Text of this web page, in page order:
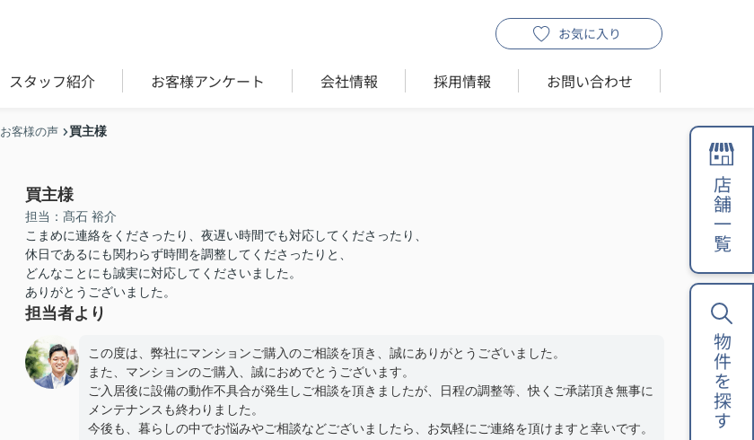
お気に入り
スタッフ紹介 お客様アンケート 会社情報 採用情報 お問い合わせ
お客様の声 買主様
買主様
担当：髙石 裕介
こまめに連絡をくださったり、夜遅い時間でも対応してくださったり、
休日であるにも関わらず時間を調整してくださったりと、
どんなことにも誠実に対応してくださいました。
ありがとうございました。
担当者より
この度は、弊社にマンションご購入のご相談を頂き、誠にありがとうございました。
また、マンションのご購入、誠におめでとうございます。
ご入居後に設備の動作不具合が発生しご相談を頂きましたが、日程の調整等、快くご承諾頂き無事に
メンテナンスも終わりました。
今後も、暮らしの中でお悩みやご相談などございましたら、お気軽にご連絡を頂けますと幸いです。
店舗一覧
物件を探す